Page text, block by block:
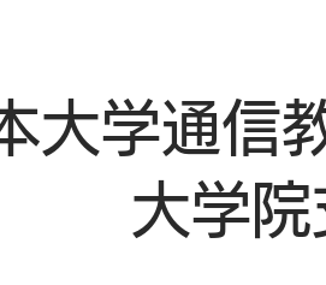
大学通信
大学院